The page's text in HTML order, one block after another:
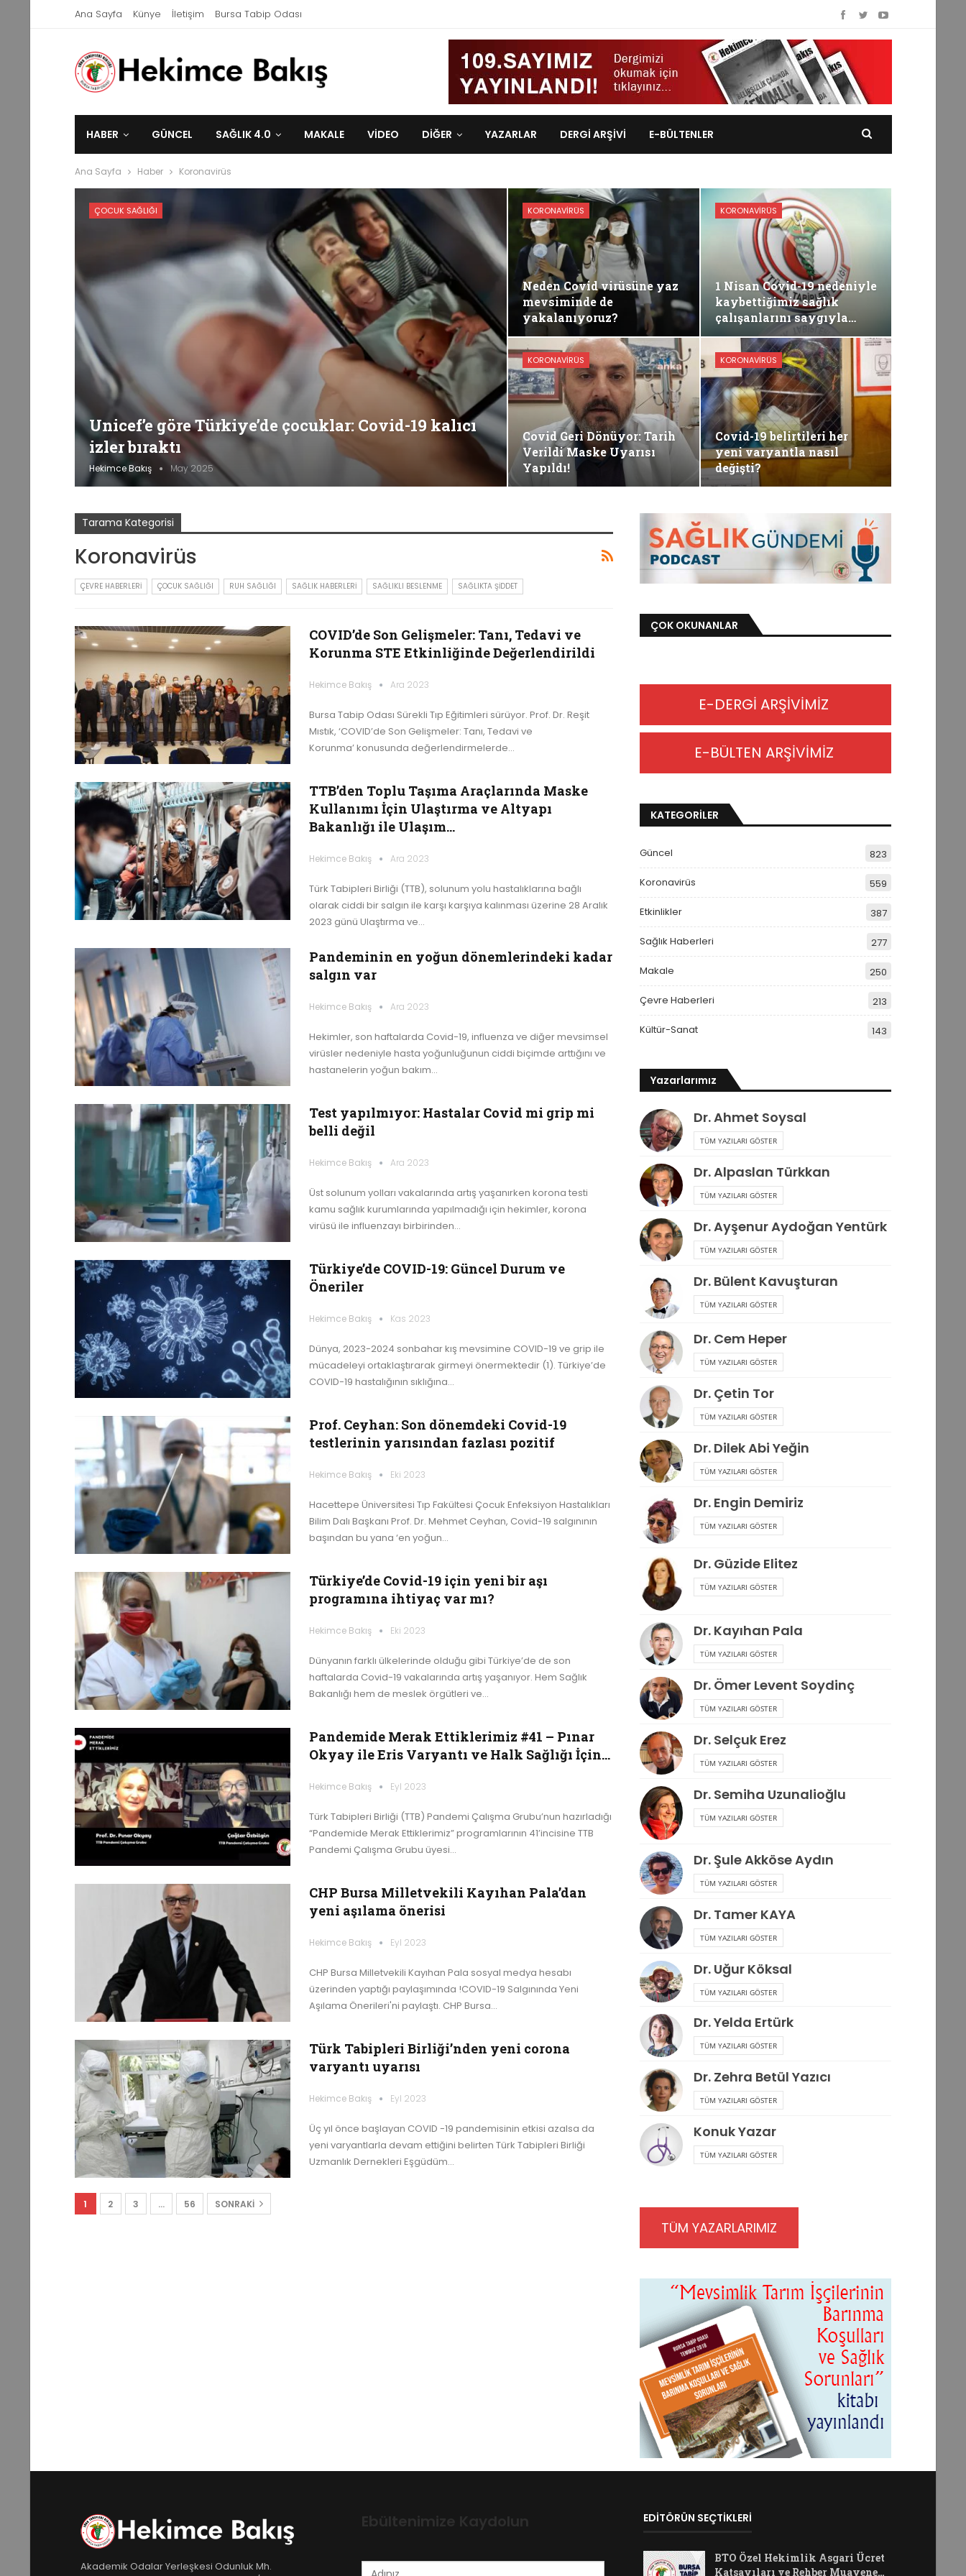
Ana Sayfa Künye İletişim Bursa Tabip Odası
HABER GÜNCEL SAĞLIK 4.0 MAKALE VIDEO DİĞER YAZARLAR DERGI ARŞIVI E-BÜLTENLER
Ana Sayfa Haber Koronavirüs
ÇOCUK SAĞLIĞI
Unicef’e göre Türkiye’de çocuklar: Covid-19 kalıcı
izler bıraktı
Hekimce Bakış May 2025
KORONAVIRÜS
Neden Covid virüsüne yaz
mevsiminde de
yakalanıyoruz?
KORONAVIRÜS
1 Nisan Covid-19 nedeniyle
kaybettiğimiz sağlık
çalışanlarını saygıyla…
KORONAVIRÜS
Covid Geri Dönüyor: Tarih
Verildi Maske Uyarısı
Yapıldı!
KORONAVIRÜS
Covid-19 belirtileri her
yeni varyantla nasıl
değişti?
Tarama Kategorisi
Koronavirüs
ÇEVRE HABERLERI ÇOCUK SAĞLIĞI RUH SAĞLIĞI SAĞLIK HABERLERI SAĞLIKLI BESLENME SAĞLIKTA ŞIDDET
COVID’de Son Gelişmeler: Tanı, Tedavi ve
Korunma STE Etkinliğinde Değerlendirildi
Hekimce Bakış Ara 2023
Bursa Tabip Odası Sürekli Tıp Eğitimleri sürüyor. Prof. Dr. Reşit
Mıstık, ‘COVID’de Son Gelişmeler: Tanı, Tedavi ve
Korunma’ konusunda değerlendirmelerde…
TTB’den Toplu Taşıma Araçlarında Maske
Kullanımı İçin Ulaştırma ve Altyapı
Bakanlığı ile Ulaşım…
Hekimce Bakış Ara 2023
Türk Tabipleri Birliği (TTB), solunum yolu hastalıklarına bağlı
olarak ciddi bir salgın ile karşı karşıya kalınması üzerine 28 Aralık
2023 günü Ulaştırma ve…
Pandeminin en yoğun dönemlerindeki kadar
salgın var
Hekimce Bakış Ara 2023
Hekimler, son haftalarda Covid-19, influenza ve diğer mevsimsel
virüsler nedeniyle hasta yoğunluğunun ciddi biçimde arttığını ve
hastanelerin yoğun bakım…
Test yapılmıyor: Hastalar Covid mi grip mi
belli değil
Hekimce Bakış Ara 2023
Üst solunum yolları vakalarında artış yaşanırken korona testi
kamu sağlık kurumlarında yapılmadığı için hekimler, korona
virüsü ile influenzayı birbirinden…
Türkiye’de COVID-19: Güncel Durum ve
Öneriler
Hekimce Bakış Kas 2023
Dünya, 2023-2024 sonbahar kış mevsimine COVID-19 ve grip ile
mücadeleyi ortaklaştırarak girmeyi önermektedir (1). Türkiye’de
COVID-19 hastalığının sıklığına…
Prof. Ceyhan: Son dönemdeki Covid-19
testlerinin yarısından fazlası pozitif
Hekimce Bakış Eki 2023
Hacettepe Üniversitesi Tıp Fakültesi Çocuk Enfeksiyon Hastalıkları
Bilim Dalı Başkanı Prof. Dr. Mehmet Ceyhan, Covid-19 salgınının
başından bu yana ‘en yoğun…
Türkiye’de Covid-19 için yeni bir aşı
programına ihtiyaç var mı?
Hekimce Bakış Eki 2023
Dünyanın farklı ülkelerinde olduğu gibi Türkiye’de de son
haftalarda Covid-19 vakalarında artış yaşanıyor. Hem Sağlık
Bakanlığı hem de meslek örgütleri ve…
Pandemide Merak Ettiklerimiz #41 – Pınar
Okyay ile Eris Varyantı ve Halk Sağlığı İçin…
Hekimce Bakış Eyl 2023
Türk Tabipleri Birliği (TTB) Pandemi Çalışma Grubu’nun hazırladığı
“Pandemide Merak Ettiklerimiz” programlarının 41’incisine TTB
Pandemi Çalışma Grubu üyesi…
CHP Bursa Milletvekili Kayıhan Pala’dan
yeni aşılama önerisi
Hekimce Bakış Eyl 2023
CHP Bursa Milletvekili Kayıhan Pala sosyal medya hesabı
üzerinden yaptığı paylaşımında !COVID-19 Salgınında Yeni
Aşılama Önerileri'ni paylaştı. CHP Bursa…
Türk Tabipleri Birliği’nden yeni corona
varyantı uyarısı
Hekimce Bakış Eyl 2023
Üç yıl önce başlayan COVID -19 pandemisinin etkisi azalsa da
yeni varyantlarla devam ettiğini belirten Türk Tabipleri Birliği
Uzmanlık Dernekleri Eşgüdüm…
1 2 3 … 56 SONRAKI
ÇOK OKUNANLAR
E-DERGİ ARŞİVİMİZ
E-BÜLTEN ARŞİVİMİZ
KATEGORİLER
Güncel 823
Koronavirüs 559
Etkinlikler 387
Sağlık Haberleri 277
Makale 250
Çevre Haberleri 213
Kültür-Sanat 143
Yazarlarımız
Dr. Ahmet Soysal
TÜM YAZILARI GÖSTER
Dr. Alpaslan Türkkan
TÜM YAZILARI GÖSTER
Dr. Ayşenur Aydoğan Yentürk
TÜM YAZILARI GÖSTER
Dr. Bülent Kavuşturan
TÜM YAZILARI GÖSTER
Dr. Cem Heper
TÜM YAZILARI GÖSTER
Dr. Çetin Tor
TÜM YAZILARI GÖSTER
Dr. Dilek Abi Yeğin
TÜM YAZILARI GÖSTER
Dr. Engin Demiriz
TÜM YAZILARI GÖSTER
Dr. Güzide Elitez
TÜM YAZILARI GÖSTER
Dr. Kayıhan Pala
TÜM YAZILARI GÖSTER
Dr. Ömer Levent Soydinç
TÜM YAZILARI GÖSTER
Dr. Selçuk Erez
TÜM YAZILARI GÖSTER
Dr. Semiha Uzunalioğlu
TÜM YAZILARI GÖSTER
Dr. Şule Akköse Aydın
TÜM YAZILARI GÖSTER
Dr. Tamer KAYA
TÜM YAZILARI GÖSTER
Dr. Uğur Köksal
TÜM YAZILARI GÖSTER
Dr. Yelda Ertürk
TÜM YAZILARI GÖSTER
Dr. Zehra Betül Yazıcı
TÜM YAZILARI GÖSTER
Konuk Yazar
TÜM YAZILARI GÖSTER
TÜM YAZARLARIMIZ
Akademik Odalar Yerleşkesi Odunluk Mh.
Ebültenimize Kaydolun EDİTÖRÜN SEÇTİKLERİ
BTO Özel Hekimlik Asgari Ücret
Katsayıları ve Rehber Muayene…